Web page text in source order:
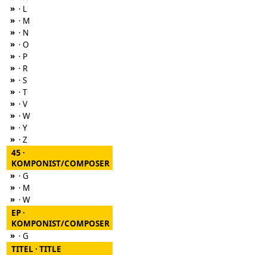
» · L
» · M
» · N
» · O
» · P
» · R
» · S
» · T
» · V
» · W
» · Y
» · Z
45 ·
KOMPONIST/COMPOSER
» · G
» · M
» · W
EP ·
KOMPONIST/COMPOSER
» · G
TITEL · TITLE